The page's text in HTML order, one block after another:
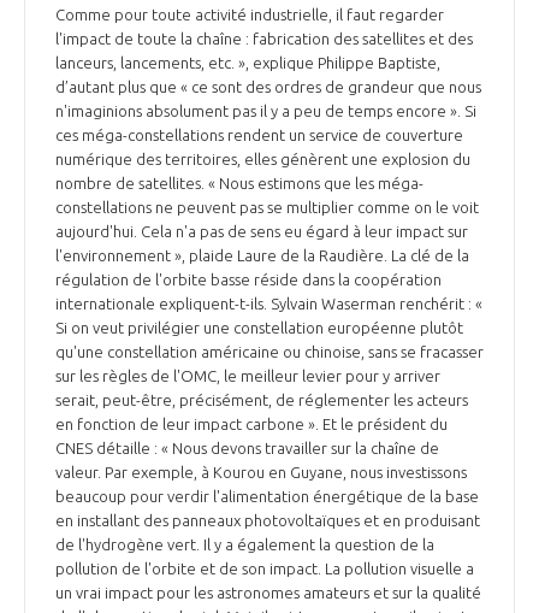
Comme pour toute activité industrielle, il faut regarder
l'impact de toute la chaîne : fabrication des satellites et des
lanceurs, lancements, etc. », explique Philippe Baptiste,
d’autant plus que « ce sont des ordres de grandeur que nous
n'imaginions absolument pas il y a peu de temps encore ». Si
ces méga-constellations rendent un service de couverture
numérique des territoires, elles génèrent une explosion du
nombre de satellites. « Nous estimons que les méga-
constellations ne peuvent pas se multiplier comme on le voit
aujourd'hui. Cela n'a pas de sens eu égard à leur impact sur
l'environnement », plaide Laure de la Raudière. La clé de la
régulation de l'orbite basse réside dans la coopération
internationale expliquent-t-ils. Sylvain Waserman renchérit : «
Si on veut privilégier une constellation européenne plutôt
qu'une constellation américaine ou chinoise, sans se fracasser
sur les règles de l'OMC, le meilleur levier pour y arriver
serait, peut-être, précisément, de réglementer les acteurs
en fonction de leur impact carbone ». Et le président du
CNES détaille : « Nous devons travailler sur la chaîne de
valeur. Par exemple, à Kourou en Guyane, nous investissons
beaucoup pour verdir l'alimentation énergétique de la base
en installant des panneaux photovoltaïques et en produisant
de l'hydrogène vert. Il y a également la question de la
pollution de l'orbite et de son impact. La pollution visuelle a
un vrai impact pour les astronomes amateurs et sur la qualité